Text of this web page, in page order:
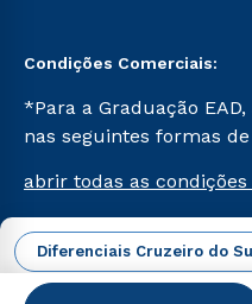
Diferenciais Cruzeiro do
Condições Comerciais:
*Para a Graduação
nas seguintes formas
Já para as demais, a
49. *Para a Pós-graduação EAD, as ofertas
mencionadas são
Religioso, Geografia
abrir todas as condições
Campus Virtual Cruzeiro
Todos os direitos